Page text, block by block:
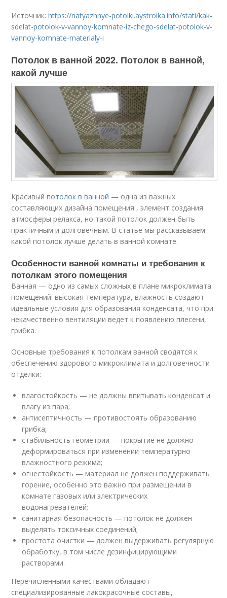
Источник:https://natyazhnye-potolki.aystroika.info/stati/kak-
sdelat-potolok-v-vannoy-komnate-iz-chego-sdelat-potolok-v-
vannoy-komnate-materialy-i
Потолок в ванной 2022. Потолок в ванной,
какой лучше
Красивыйпотолок в ванной — одна из важных
составляющих дизайна помещения , элемент создания
атмосферы релакса, но такой потолок должен быть
практичным и долговечным. В статье мы рассказываем
какой потолок лучше делать в ванной комнате.
Особенности ванной комнаты и требования к
потолкам этого помещения
Ванная — одно из самых сложных в плане микроклимата
помещений: высокая температура, влажность создают
идеальные условия для образования конденсата, что при
некачественно вентиляции ведет к появлению плесени,
грибка.
Основные требования к потолкам ванной сводятся к
обеспечению здорового микроклимата и долговечности
отделки:
влагостойкость — не должны впитывать конденсат и
влагу из пара;
антисептичность — противостоять образованию
грибка;
стабильность геометрии — покрытие не должно
деформироваться при изменении температурно
влажностного режима;
огнестойкость — материал не должен поддерживать
горение, особенно это важно при размещении в
комнате газовых или электрических
водонагревателей;
санитарная безопасность — потолок не должен
выделять токсичных соединений;
простота очистки — должен выдерживать регулярную
обработку, в том числе дезинфицирующими
растворами.
Перечисленными качествами обладают
специализированные лакокрасочные составы,